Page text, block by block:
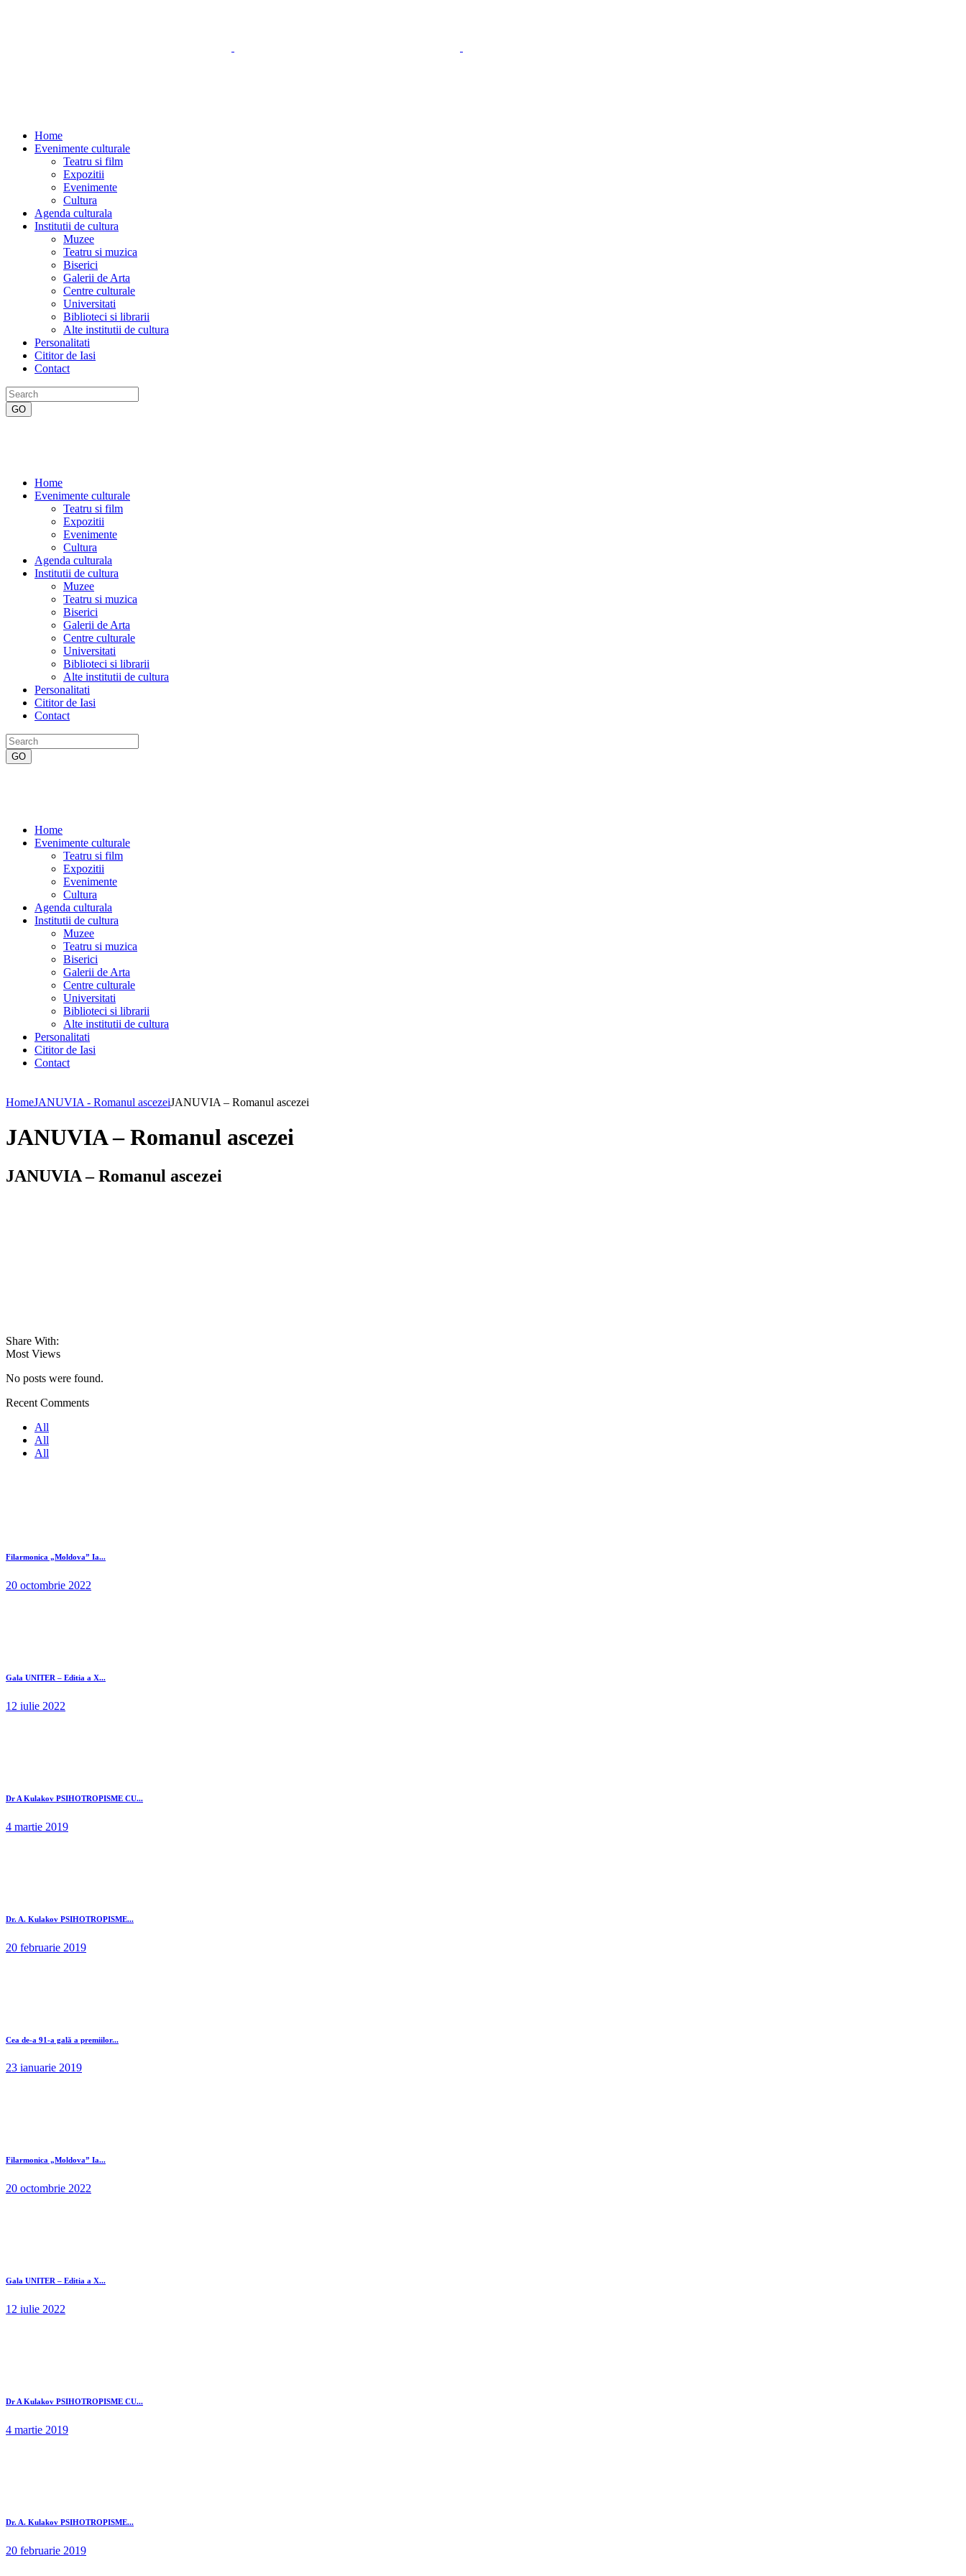
Home
Evenimente culturale
Teatru si film
Expozitii
Evenimente
Cultura
Agenda culturala
Institutii de cultura
Muzee
Teatru si muzica
Biserici
Galerii de Arta
Centre culturale
Universitati
Biblioteci si librarii
Alte institutii de cultura
Personalitati
Cititor de Iasi
Contact
Home
Evenimente culturale
Teatru si film
Expozitii
Evenimente
Cultura
Agenda culturala
Institutii de cultura
Muzee
Teatru si muzica
Biserici
Galerii de Arta
Centre culturale
Universitati
Biblioteci si librarii
Alte institutii de cultura
Personalitati
Cititor de Iasi
Contact
Home
Evenimente culturale
Teatru si film
Expozitii
Evenimente
Cultura
Agenda culturala
Institutii de cultura
Muzee
Teatru si muzica
Biserici
Galerii de Arta
Centre culturale
Universitati
Biblioteci si librarii
Alte institutii de cultura
Personalitati
Cititor de Iasi
Contact
HomeJANUVIA - Romanul ascezeiJANUVIA – Romanul ascezei
JANUVIA – Romanul ascezei
JANUVIA – Romanul ascezei
Share With:
Most Views
No posts were found.
Recent Comments
All
All
All
Filarmonica „Moldova” Ia...
20 octombrie 2022
Gala UNITER – Editia a X...
12 iulie 2022
Dr A Kulakov PSIHOTROPISME CU...
4 martie 2019
Dr. A. Kulakov PSIHOTROPISME...
20 februarie 2019
Cea de-a 91-a gală a premiilor...
23 ianuarie 2019
Filarmonica „Moldova” Ia...
20 octombrie 2022
Gala UNITER – Editia a X...
12 iulie 2022
Dr A Kulakov PSIHOTROPISME CU...
4 martie 2019
Dr. A. Kulakov PSIHOTROPISME...
20 februarie 2019